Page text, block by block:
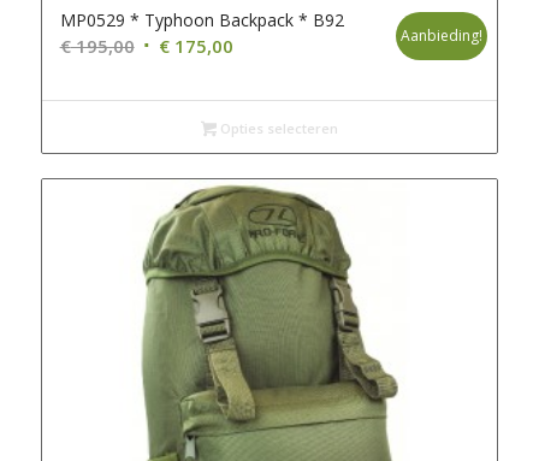
MP0529 * Typhoon Backpack * B92
€195,00 Oorspronkelijke
was:
€ 195,00.
€175,00Huidige
is:
€ 175,00.
Aanbieding!
Opties selecteren